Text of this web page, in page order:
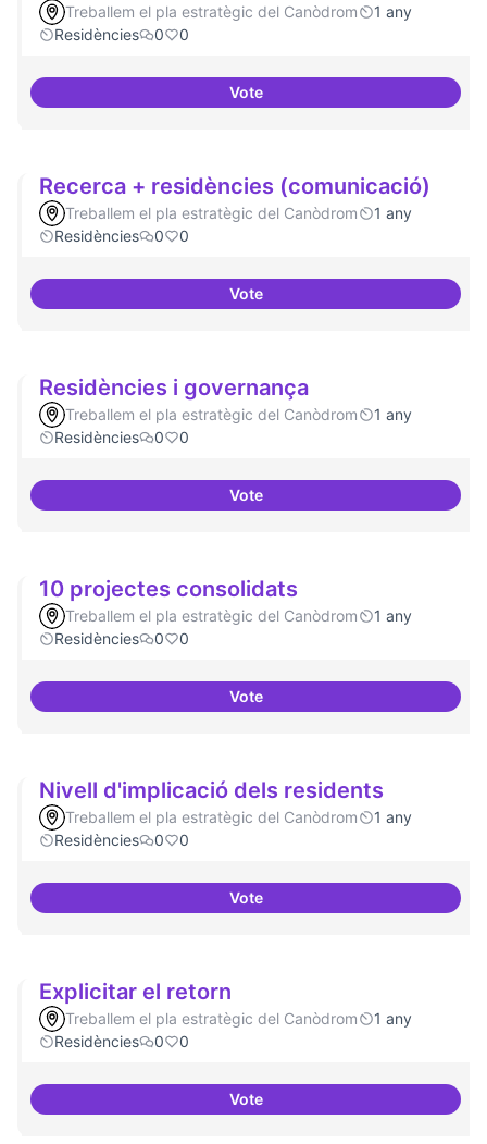
Treballem el pla estratègic del Canòdrom
1 any
Residències
0 0
VoteBBDD treballada i sòlida
Recerca + residències (comunicació)
Treballem el pla estratègic del Canòdrom
1 any
Residències
0 0
VoteRecerca + residències
Residències i governança
Treballem el pla estratègic del Canòdrom
1 any
Residències
0 0
VoteResidències i governança
10 projectes consolidats
Treballem el pla estratègic del Canòdrom
1 any
Residències
0 0
Vote10 projectes consolidats
Nivell d'implicació dels residents
Treballem el pla estratègic del Canòdrom
1 any
Residències
0 0
VoteNivell d'implicació dels residents
Explicitar el retorn
Treballem el pla estratègic del Canòdrom
1 any
Residències
0 0
VoteExplicitar el retorn